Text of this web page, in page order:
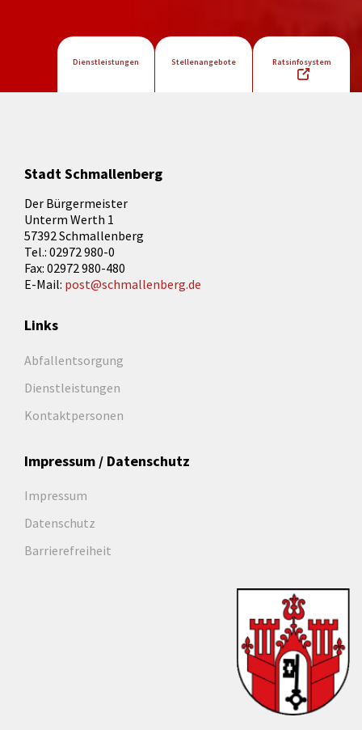
Dienstleistungen Stellenangebote Ratsinfosystem
Stadt Schmallenberg
Der Bürgermeister
Unterm Werth 1
57392 Schmallenberg
Tel.: 02972 980-0
Fax: 02972 980-480
E-Mail: post@schmallenberg.de
Links
Abfallentsorgung
Dienstleistungen
Kontaktpersonen
Impressum / Datenschutz
Impressum
Datenschutz
Barrierefreiheit